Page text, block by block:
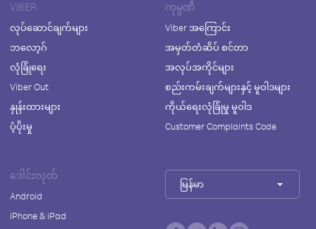
VIBER
လုပ်ဆောင်ချက်များ
ဘလော့ဂ်
လုံခြုံရေး
Viber Out
နှုန်းထားများ
ပံ့ပိုးမှု
ကုမ္ပဏီ
Viber အကြောင်း
အမှတ်တံဆိပ် စင်တာ
အလုပ်အကိုင်များ
စည်းကမ်းချက်များနှင့် မူဝါဒများ
ကိုယ်ရေးလုံခြုံမှု မူဝါဒ
Customer Complaints Code
ဒေါင်းလုတ်
Android
iPhone & iPad
မြန်မာ